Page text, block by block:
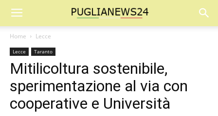
Home Lecce
Lecce Taranto
Mitilicoltura sostenibile,
sperimentazione al via con
cooperative e Università